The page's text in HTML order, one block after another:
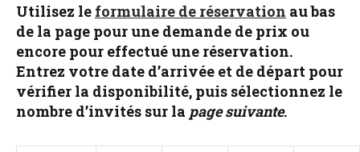
Utilisez le formulaire de réservation au bas
de la page pour une demande de prix ou
encore pour effectué une réservation.
Entrez votre date d’arrivée et de départ pour
vérifier la disponibilité, puis sélectionnez le
nombre d’invités sur la page suivante.